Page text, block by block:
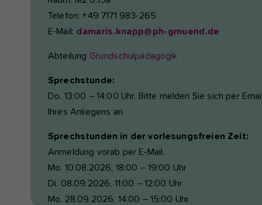
Telefon: +49 7171 983-265
E-Mail: damaris.knapp@ph-gmuend.de
Abteilung Grundschulpädagogik
Sprechstunde:
Do. 13:00 – 14:00 Uhr, Bitte melden Sie sich per
Ihres Anliegens an
Sprechstunden in der vorlesungsfreien Zeit:
Anmeldung vorab per E-Mail.
Mo. 10.08.2026, 18:00 – 19:00 Uhr
Di. 08.09.2026, 11:00 – 12:00 Uhr
Mo. 28.09.2026, 14:00 – 15:00 Uhr